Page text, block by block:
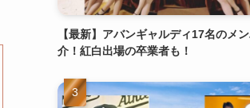
【最新】アバンギャルディ17名のメ
介！紅白出場の卒業者も！